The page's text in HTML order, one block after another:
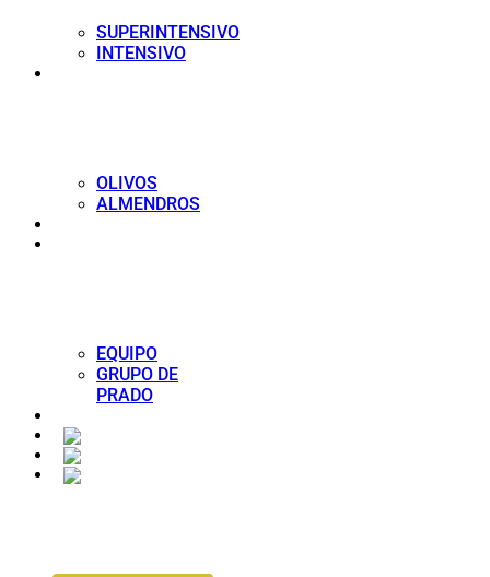
SUPERINTENSIVO
INTENSIVO
OLIVOS
ALMENDROS
EQUIPO
GRUPO DE
PRADO